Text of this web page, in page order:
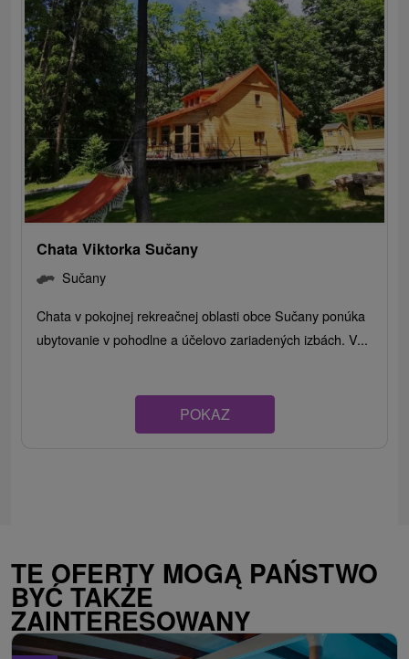
Chata Viktorka Sučany
Sučany
Chata v pokojnej rekreačnej oblasti obce Sučany ponúka
ubytovanie v pohodlne a účelovo zariadených izbách. V...
POKAZ
TE OFERTY MOGĄ PAŃSTWO
BYĆ TAKŻE
ZAINTERESOWANY